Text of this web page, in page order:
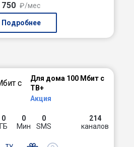
750 ₽/мес
Подробнее
Для дома 100 Мбит с
ТВ+
Акция
0
ГБ
0
Мин
0
SMS
214
каналов